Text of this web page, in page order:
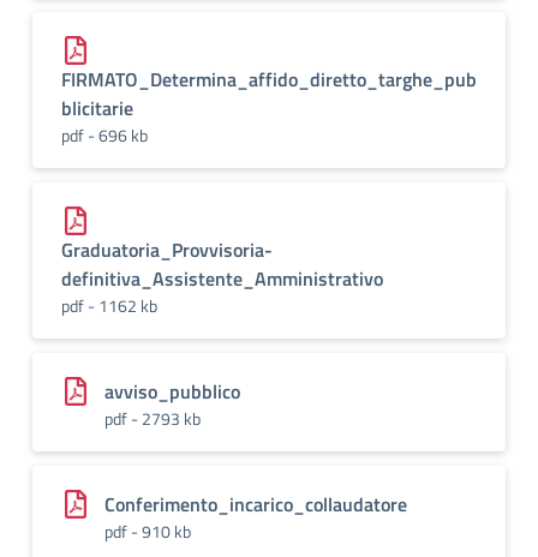
FIRMATO_Determina_affido_diretto_targhe_pub
blicitarie
pdf - 696 kb
Graduatoria_Provvisoria-
definitiva_Assistente_Amministrativo
pdf - 1162 kb
avviso_pubblico
pdf - 2793 kb
Conferimento_incarico_collaudatore
pdf - 910 kb